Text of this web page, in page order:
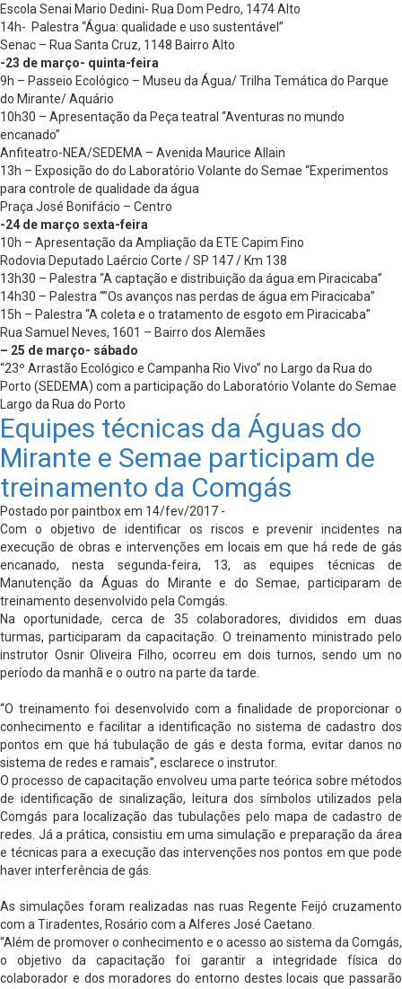
Escola Senai Mario Dedini- Rua Dom Pedro, 1474 Alto
14h- Palestra “Água: qualidade e uso sustentável”
Senac – Rua Santa Cruz, 1148 Bairro Alto
-23 de março- quinta-feira
9h – Passeio Ecológico – Museu da Água/ Trilha Temática do Parque
do Mirante/ Aquário
10h30 – Apresentação da Peça teatral “Aventuras no mundo
encanado”
Anfiteatro-NEA/SEDEMA – Avenida Maurice Allain
13h – Exposição do do Laboratório Volante do Semae “Experimentos
para controle de qualidade da água
Praça José Bonifácio – Centro
-24 de março sexta-feira
10h – Apresentação da Ampliação da ETE Capim Fino
Rodovia Deputado Laércio Corte / SP 147 / Km 138
13h30 – Palestra “A captação e distribuição da água em Piracicaba”
14h30 – Palestra “”Os avanços nas perdas de água em Piracicaba”
15h – Palestra “A coleta e o tratamento de esgoto em Piracicaba”
Rua Samuel Neves, 1601 – Bairro dos Alemães
– 25 de março- sábado
“23º Arrastão Ecológico e Campanha Rio Vivo” no Largo da Rua do
Porto (SEDEMA) com a participação do Laboratório Volante do Semae
Largo da Rua do Porto
Equipes técnicas da Águas do
Mirante e Semae participam de
treinamento da Comgás
Postado por paintbox em 14/fev/2017 -
Com o objetivo de identificar os riscos e prevenir incidentes na
execução de obras e intervenções em locais em que há rede de gás
encanado, nesta segunda-feira, 13, as equipes técnicas de
Manutenção da Águas do Mirante e do Semae, participaram de
treinamento desenvolvido pela Comgás.
Na oportunidade, cerca de 35 colaboradores, divididos em duas
turmas, participaram da capacitação. O treinamento ministrado pelo
instrutor Osnir Oliveira Filho, ocorreu em dois turnos, sendo um no
período da manhã e o outro na parte da tarde.
“O treinamento foi desenvolvido com a finalidade de proporcionar o
conhecimento e facilitar a identificação no sistema de cadastro dos
pontos em que há tubulação de gás e desta forma, evitar danos no
sistema de redes e ramais”, esclarece o instrutor.
O processo de capacitação envolveu uma parte teórica sobre métodos
de identificação de sinalização, leitura dos símbolos utilizados pela
Comgás para localização das tubulações pelo mapa de cadastro de
redes. Já a prática, consistiu em uma simulação e preparação da área
e técnicas para a execução das intervenções nos pontos em que pode
haver interferência de gás.
As simulações foram realizadas nas ruas Regente Feijó cruzamento
com a Tiradentes, Rosário com a Alferes José Caetano.
“Além de promover o conhecimento e o acesso ao sistema da Comgás,
o objetivo da capacitação foi garantir a integridade física do
colaborador e dos moradores do entorno destes locais que passarão